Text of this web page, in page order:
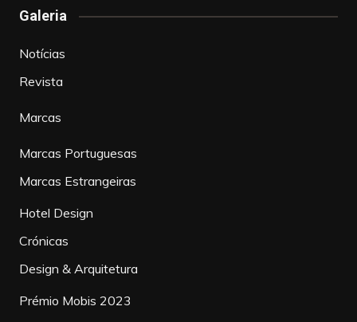
Galeria
Notícias
Revista
Marcas
Marcas Portuguesas
Marcas Estrangeiras
Hotel Design
Crónicas
Design & Arquitetura
Prémio Mobis 2023